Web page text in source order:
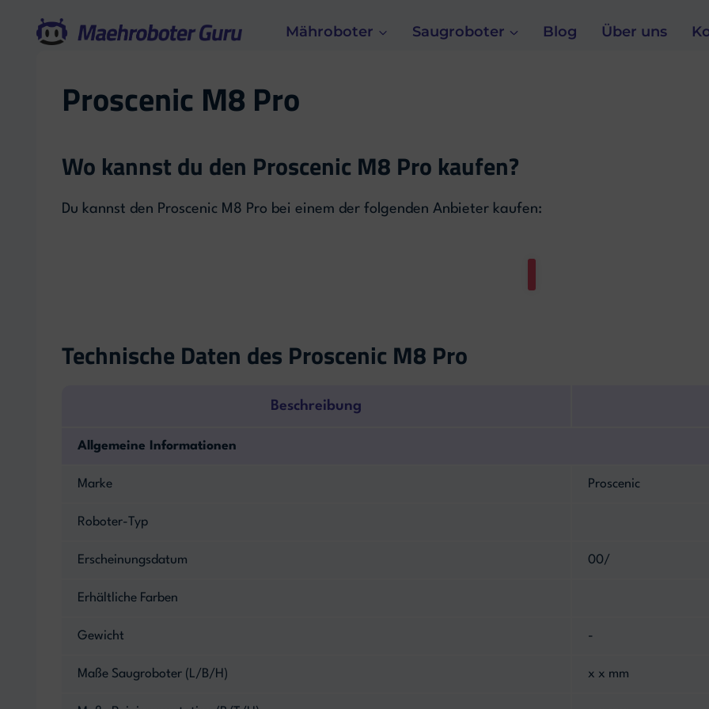
Mähroboter Saugroboter Blog Über uns
Proscenic M8 Pro
Wo kannst du den Proscenic M8 Pro kaufen?
Du kannst den Proscenic M8 Pro bei einem der folgenden Anbieter kaufen:
Technische Daten des Proscenic M8 Pro
Beschreibung
Allgemeine Informationen
Marke Proscenic
Roboter-Typ
Erscheinungsdatum 00/
Erhältliche Farben
Gewicht -
Maße Saugroboter (L/B/H) x x mm